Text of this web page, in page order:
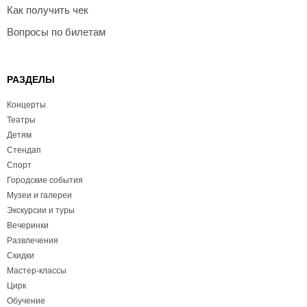
Как получить чек
Вопросы по билетам
РАЗДЕЛЫ
Концерты
Театры
Детям
Стендап
Спорт
Городские события
Музеи и галереи
Экскурсии и туры
Вечеринки
Развлечения
Скидки
Мастер-классы
Цирк
Обучение